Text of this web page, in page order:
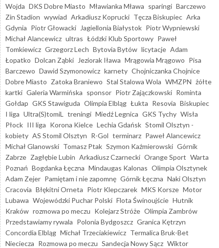
Wojda DKS Dobre Miasto Mławianka Mława sparingi Barczewo
Zin Stadion wywiad Arkadiusz Koprucki Tęcza Biskupiec Arka
Gdynia Piotr Głowacki Jagiellonia Białystok Piotr Wypniewski
Michał Alancewicz ultras Łódzki Klub Sportowy Paweł
Tomkiewicz Grzegorz Lech Bytovia Bytów licytacje Adam
Łopatko Dolcan Ząbki Jeziorak Iława Mrągowia Mrągowo Pisa
Barczewo Dawid Szymonowicz karnety Chojniczanka Chojnice
Dobre Miasto Zatoka Braniewo Stal Stalowa Wola WMZPN żółte
kartki Galeria Warmińska sponsor Piotr Zajączkowski Rominta
Gołdap GKS Stawiguda Olimpia Elbląg Łukta Resovia Biskupiec
I liga Ultra(S)tomiL treningi Miedź Legnica GKS Tychy Wisła
Płock III liga Korona Kielce Lechia Gdańsk Stomil Olsztyn -
kobiety AS Stomil Olsztyn R-Gol terminarz Paweł Alancewicz
Michał Glanowski Tomasz Ptak Szymon Kaźmierowski Górnik
Zabrze Zagłębie Lubin Arkadiusz Czarnecki Orange Sport Warta
Poznań Bogdanka Łęczna Mindaugas Kalonas Olimpia Olsztynek
Adam Zejer Pamiętam i nie zapomnę Górnik Łęczna Naki Olsztyn
Cracovia Błękitni Orneta Piotr Klepczarek MKS Korsze Motor
Lubawa Wojewódzki Puchar Polski Flota Świnoujście Hutnik
Kraków rozmowa po meczu Kolejarz Stróże Olimpia Zambrów
Przedstawiamy rywala Polonia Bydgoszcz Granica Kętrzyn
Concordia Elbląg Michał Trzeciakiewicz Termalica Bruk-Bet
Nieciecza Rozmowa po meczu Sandecja Nowy Sącz Wiktor